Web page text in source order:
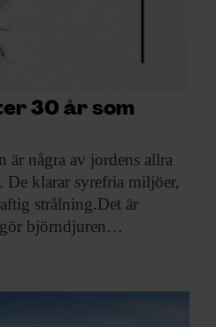
30 år som
är några av jordens allra
De klarar syrefria miljöer,
strålning.Det är
björndjuren…